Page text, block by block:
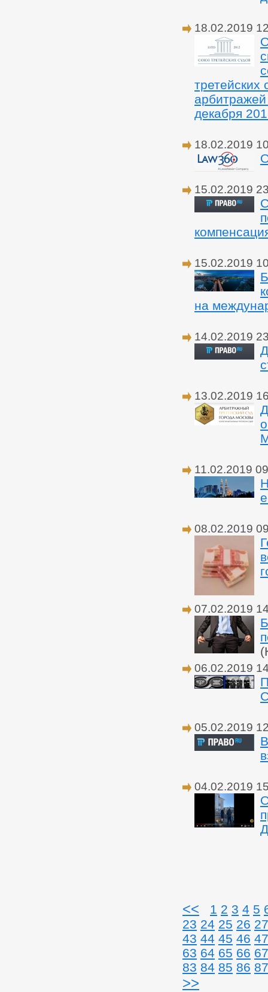
18.02.2019
декабря
18.02.2019
15.02.2019
15.02.2019
на
14.02.2019
13.02.2019
11.02.2019
08.02.2019
07.02.2019
06.02.2019
05.02.2019
04.02.2019
<< 1 2 3 4 5
23 24 25 26 27
43 44 45 46 47
63 64 65 66 67
83 84 85 86 87
>>